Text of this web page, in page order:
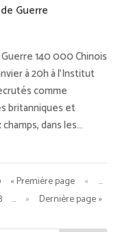
Guerre
140 000 Chinois
à 20h à l’Institut
comme
britanniques et
dans les...
« Première page «
…
… » Dernière page »